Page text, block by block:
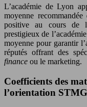
L’académie de Lyon
moyenne
positive au cours de
prestigieux de
moyenne pour garantir
réputés offrant des
finance ou le marketing.
Coefficients des
l’orientation STMG